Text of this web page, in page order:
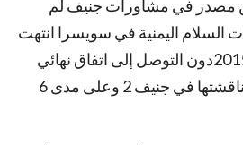
مصدر في مشاورات جنيف لم
السلام اليمنية في سويسرا انتهت
اليوم الأحد 20 ديسمبر 2015دون التوصل إلى اتفاق نهائي
حول الجوانب التي تم مناقشتها في جنيف 2 وعلى مدى 6